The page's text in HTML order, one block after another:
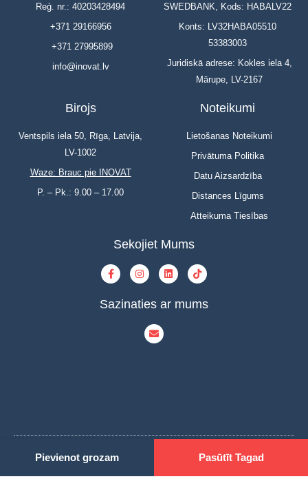
Pievienot grozam Pasūtīt Tagad
Reģ. nr.: 40203428494
+371 29166956
+371 27995899
info@inovat.lv
SWEDBANK, Kods: HABALV22
Konts: LV32HABA05510
53383003
Juridiskā adrese: Kokles iela 4,
Mārupe, LV-2167
Birojs
Ventspils iela 50, Rīga, Latvija,
LV-1002
Waze: Brauc pie INOVAT
P. – Pk.: 9.00 – 17.00
Noteikumi
Lietošanas Noteikumi
Privātuma Politika
Datu Aizsardzība
Distances Līgums
Atteikuma Tiesības
Sekojiet Mums
Sazinaties ar mums
© Copyright 2023 | INOVAT | All Rights Reserved | Powered by INOVAT